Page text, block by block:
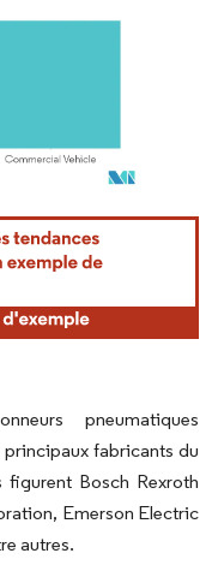
une attribution sous CC BY
pneumatiques
fabricants du
figurent Bosch Rexroth
Emerson Electric
autres.